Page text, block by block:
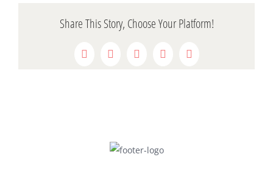
Share This Story, Choose Your Platform!
FacebookTwitterRedditLinkedInPinterest